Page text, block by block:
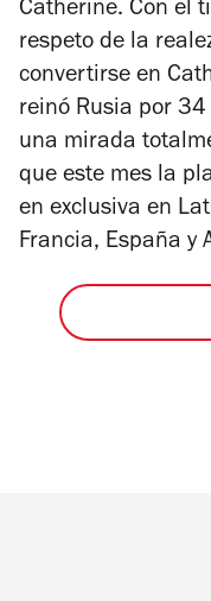
Catherine. Con el
respeto de la
convertirse en
reinó Rusia por 34
una mirada
que este mes la
en exclusiva en
Francia, España y